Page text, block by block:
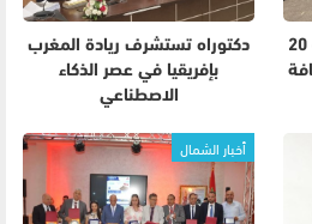
طنجة..قائد الملحقة الإدارية 20
دكتوراه تستشرف ريادة المغرب
بإفريقيا في عصر الذكاء
الاصطناعي
أخبار الشمال